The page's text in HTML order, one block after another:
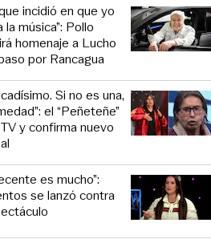
incidió en que yo
música”: Pollo
homenaje a Lucho
por Rancagua
Si no es una,
el “Peñeteñe”
y confirma nuevo
es mucho”:
se lanzó contra